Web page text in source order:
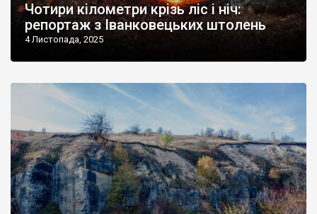
Чотири кілометри крізь ліс і ніч:
репортаж з Іванковецьких штолень
4 Листопада, 2025